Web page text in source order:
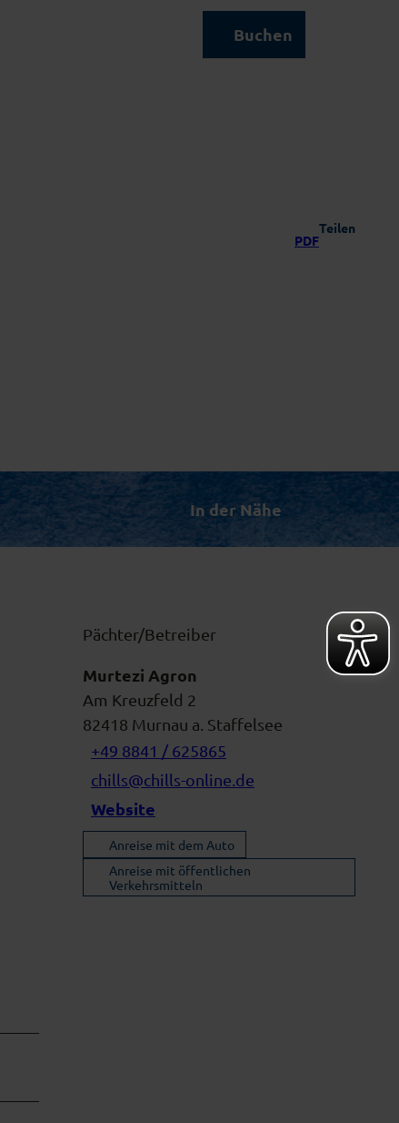
Buchen
PDF
Teilen
In der Nähe
Pächter/Betreiber
Murtezi Agron
Am Kreuzfeld 2
82418 Murnau a. Staffelsee
+49 8841 / 625865
chills@chills-online.de
Website
Anreise mit dem Auto
Anreise mit öffentlichen
Verkehrsmitteln